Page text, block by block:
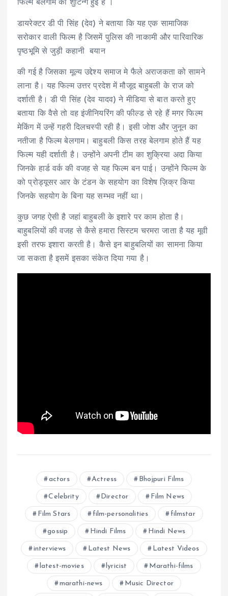
फिल्म बेलगाम की शुटिन्ग हुई है ।
डायरेक्टर डी पी सिंह (देव) ने बताया कि यह एक सामाजिक
सरोकार वाली फिल्म है जिसमें पुलिस की नाकामी और पारिवारिक
पृष्ठभूमि से जुड़ी कहानी बयान
की गई है जिसका मूल्य उद्देश्य समाज मे फैले अराजकता को सामने
लाना है। यह फिल्म उत्तर प्रदेश में मौजूद बाहुबली के राज को
दर्शाती है। डी पी सिंह (देव यादव) ने मीडिया से बात करते हुए
बताया कि वैसे तो वह इंजीनियरिंग की फील्ड से रहे हैं मगर फिल्म
मेकिंग में उन्हें गहरी दिलचस्पी रही है। इसी जोश और जुनून का
नतीजा है फिल्म बेलगाम। बाहुबली किस तरह बेलगाम होते हैं यह
फिल्म यही दर्शाती है। उन्होंने अपनी टीम का शुक्रिया अदा किया
जिनके हार्ड वर्क की वजह से यह फिल्म बन पाई। उन्होंने फिल्म के
को प्रोड्यूसर आर के टंडन के सहयोग का विशेष ज़िक्र किया
जिनके सहयोग के बिना यह सम्भव नहीं था।
कुछ जगह ऐसी है जहां बाहुबली के इशारे पर काम होता है।
बाहुबलियों की वजह से कैसे हमारा सिस्टम चरमरा जाता है यह मूवी
इसी तरफ इशारा करती है। कैसे इन बाहुबलियों का सामना किया
जा सकता है इसमें इसका संकेत दिया गया है।
actors Actress Bhojpuri Films
Celebrity Director Film News
Film Stars film-personalities filmstar
gossip Hindi Films Hindi News
interviews Latest News Latest Videos
latest-movies lyricist Marathi-films
marathi-news Music Director